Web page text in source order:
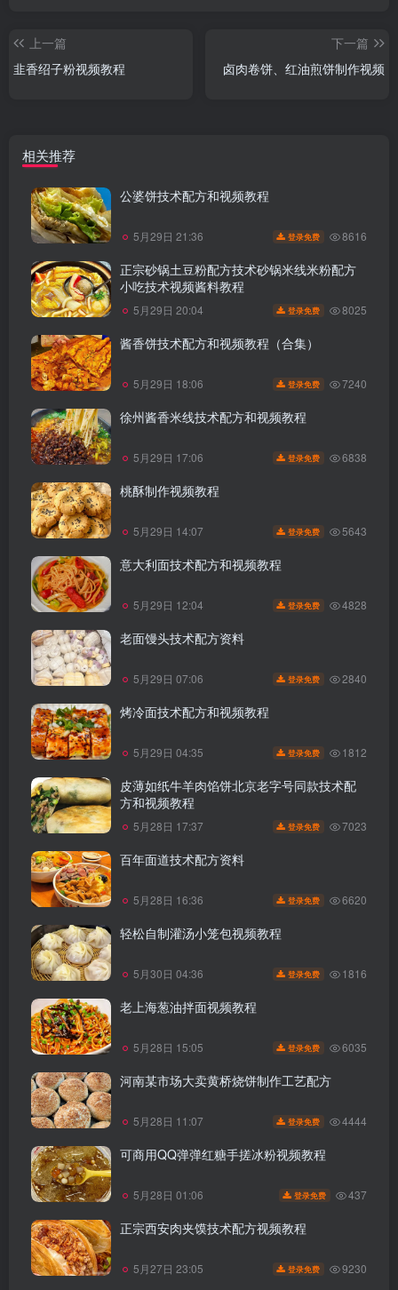
上一篇
韭香绍子粉视频教程
下一篇
卤肉卷饼、红油煎饼制作视频
相关推荐
公婆饼技术配方和视频教程
5月29日 21:36 登录免费 8616
正宗砂锅土豆粉配方技术砂锅米线米粉配方
小吃技术视频酱料教程
5月29日 20:04 登录免费 8025
酱香饼技术配方和视频教程（合集）
5月29日 18:06 登录免费 7240
徐州酱香米线技术配方和视频教程
5月29日 17:06 登录免费 6838
桃酥制作视频教程
5月29日 14:07 登录免费 5643
意大利面技术配方和视频教程
5月29日 12:04 登录免费 4828
老面馒头技术配方资料
5月29日 07:06 登录免费 2840
烤冷面技术配方和视频教程
5月29日 04:35 登录免费 1812
皮薄如纸牛羊肉馅饼北京老字号同款技术配
方和视频教程
5月28日 17:37 登录免费 7023
百年面道技术配方资料
5月28日 16:36 登录免费 6620
轻松自制灌汤小笼包视频教程
5月30日 04:36 登录免费 1816
老上海葱油拌面视频教程
5月28日 15:05 登录免费 6035
河南某市场大卖黄桥烧饼制作工艺配方
5月28日 11:07 登录免费 4444
可商用QQ弹弹红糖手搓冰粉视频教程
5月28日 01:06 登录免费 437
正宗西安肉夹馍技术配方视频教程
5月27日 23:05 登录免费 9230